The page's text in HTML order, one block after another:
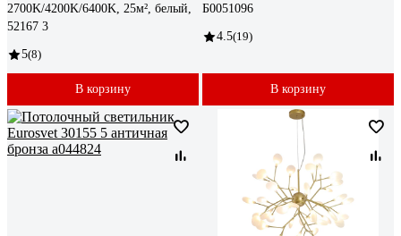
2700K/4200K/6400K, 25м², белый,
52167 3
5(8)
В корзину
Б0051096
4.5(19)
В корзину